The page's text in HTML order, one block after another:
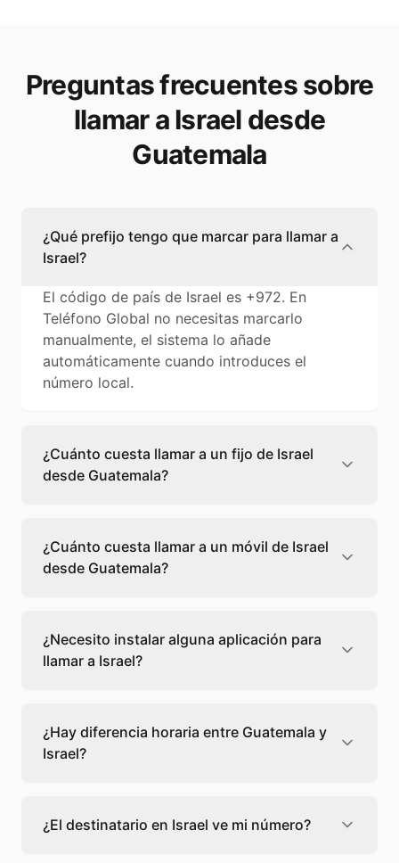
Preguntas frecuentes sobre
llamar a Israel desde
Guatemala
¿Qué prefijo tengo que marcar para llamar a
Israel?
El código de país de Israel es +972. En
Teléfono Global no necesitas marcarlo
manualmente, el sistema lo añade
automáticamente cuando introduces el
número local.
¿Cuánto cuesta llamar a un fijo de Israel
desde Guatemala?
cuesta 0,46 €/min con Teléfono Global. Verás
el precio exacto antes de marcar para que
sepas qué vas a gastar.
¿Cuánto cuesta llamar a un móvil de Israel
desde Guatemala?
cuesta 0,44 €/min con Teléfono Global. Pagas
solo los minutos que hablas, sin cuotas ni
permanencia.
¿Necesito instalar alguna aplicación para
llamar a Israel?
desde tu navegador web. Solo necesitas una
conexión a internet y podrás llamar
directamente a Israel.
¿Hay diferencia horaria entre Guatemala y
Israel?
escoge el mejor momento
llamar a a Israel.
¿El destinatario en Israel ve mi número?